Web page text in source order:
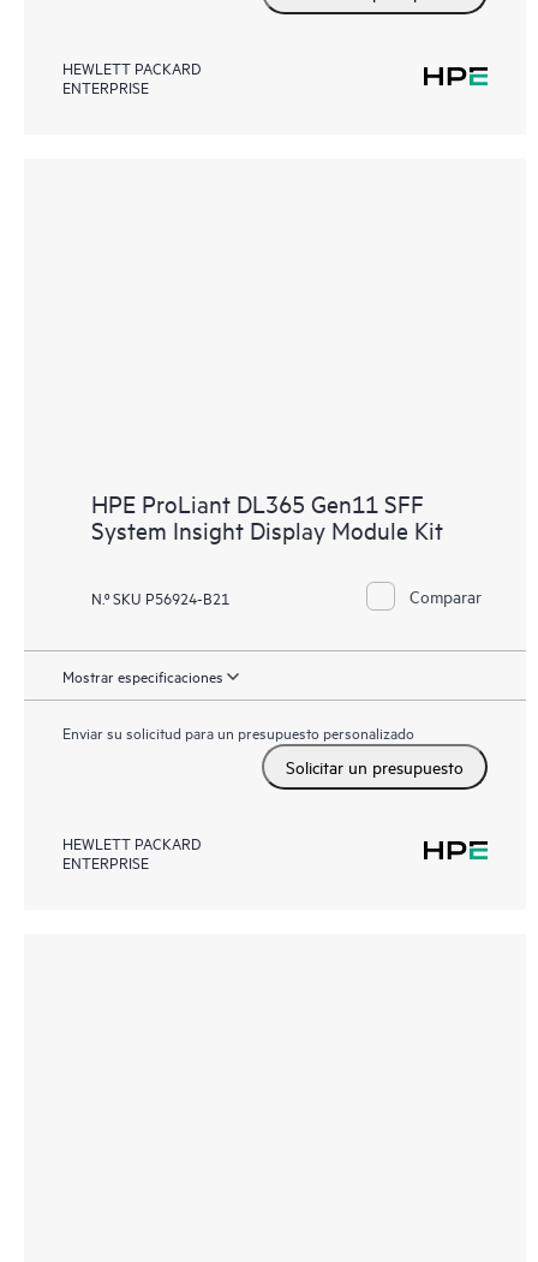
HEWLETT PACKARD
ENTERPRISE
HPE ProLiant DL365 Gen11 SFF
System Insight Display Module Kit
N.º SKU P56924-B21 Comparar
Mostrar especificaciones
Enviar su solicitud para un presupuesto personalizado
Solicitar un presupuesto
HEWLETT PACKARD
ENTERPRISE